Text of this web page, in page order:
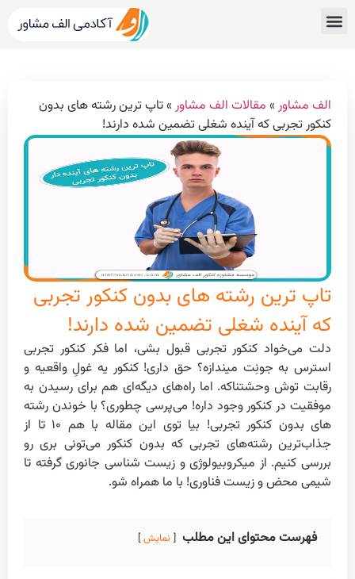
الف مشاور » مقالات الف مشاور »تاپ ترین رشته های بدون
کنکور تجربی که آینده شغلی تضمین شده دارند!
تاپ ترین رشته های بدون کنکور تجربی
که آینده شغلی تضمین شده دارند!
دلت می‌خواد کنکور تجربی قبول بشی، اما فکر کنکور تجربی
استرس به جونِت میندازه؟ حق داری! کنکور یه غولِ واقعیه و
رقابت توش وحشتناکه. اما راه‌های دیگه‌ای هم برای رسیدن به
موفقیت در کنکور وجود داره! می‌پرسی چطوری؟ با خوندن رشته
های بدون کنکور تجربی! بیا توی این مقاله با هم ۱۰ تا از
جذاب‌ترین رشته‌های تجربی که بدون کنکور می‌تونی بری رو
بررسی کنیم. از میکروبیولوژی و زیست شناسی جانوری گرفته تا
شیمی محض و زیست فناوری! با ما همراه شو.
فهرست محتوای این مطلب نمایش